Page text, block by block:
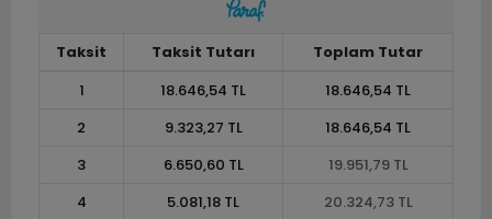
Taksit Taksit Tutarı
Toplam Tutar
1
18.646,54 TL
18.646,54 TL
2
9.323,27 TL
18.646,54 TL
3
6.650,60 TL
19.951,79 TL
4
5.081,18 TL
20.324,73 TL